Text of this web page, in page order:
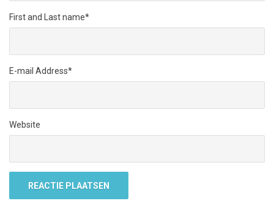
First and Last name*
E-mail Address*
Website